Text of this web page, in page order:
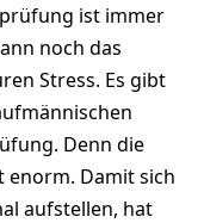
ist immer
noch das
Stress. Es gibt
Denn die
enorm. Damit sich
aufstellen, hat